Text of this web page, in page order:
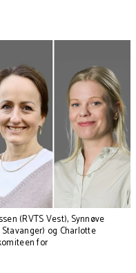
(RVTS Vest), Synnøve
Stavanger) og Charlotte
for